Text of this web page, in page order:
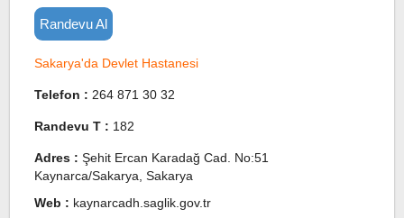
Randevu Al
Sakarya'da Devlet Hastanesi
Telefon : 264 871 30 32
Randevu T : 182
Adres : Şehit Ercan Karadağ Cad. No:51
Kaynarca/Sakarya, Sakarya
Web : kaynarcadh.saglik.gov.tr